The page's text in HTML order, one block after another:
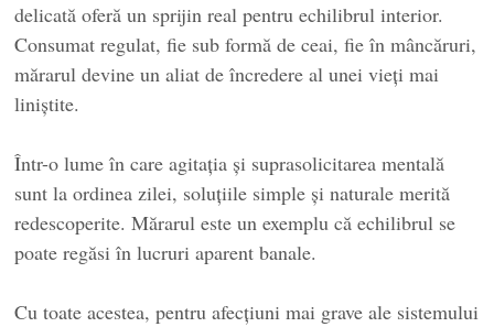
delicată oferă un sprijin real pentru echilibrul interior.
Consumat regulat, fie sub formă de ceai, fie în mâncăruri,
mărarul devine un aliat de încredere al unei vieți mai
liniștite.
Într-o lume în care agitația și suprasolicitarea mentală
sunt la ordinea zilei, soluțiile simple și naturale merită
redescoperite. Mărarul este un exemplu că echilibrul se
poate regăsi în lucruri aparent banale.
Cu toate acestea, pentru afecțiuni mai grave ale sistemului